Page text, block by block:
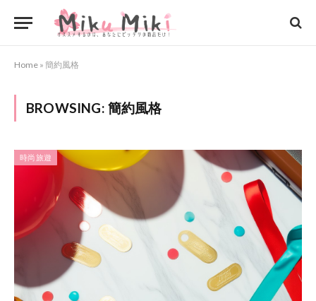
Home » 簡約風格
BROWSING: 簡約風格
時尚旅遊